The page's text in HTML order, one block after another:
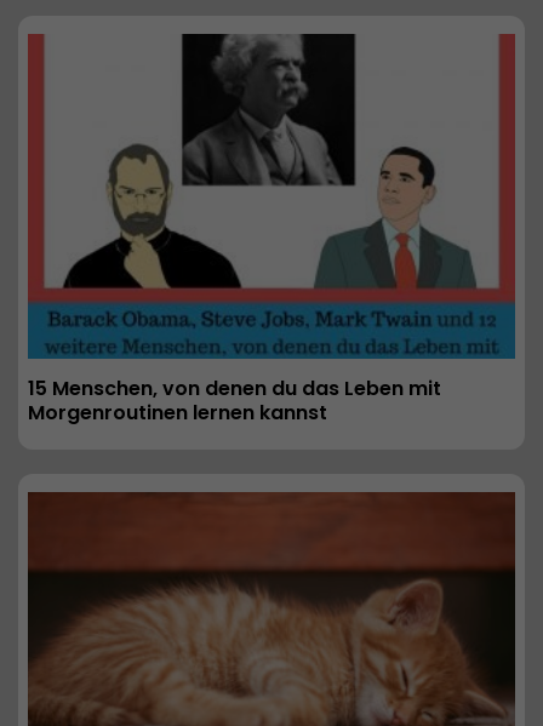
15 Menschen, von denen du das Leben mit
Morgenroutinen lernen kannst